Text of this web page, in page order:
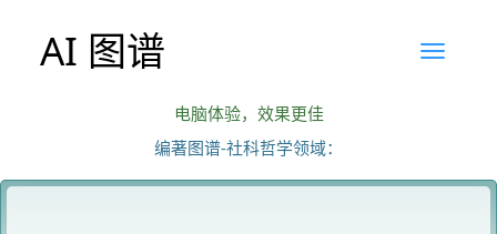
AI 图谱
电脑体验，效果更佳
编著图谱-社科哲学领域：